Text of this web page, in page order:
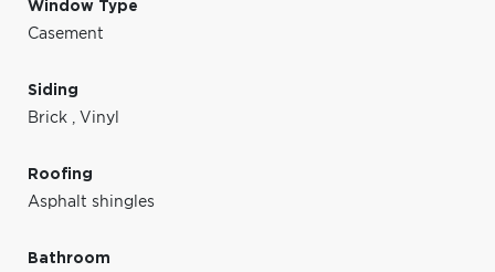
Window Type
Casement
Siding
Brick , Vinyl
Roofing
Asphalt shingles
Bathroom